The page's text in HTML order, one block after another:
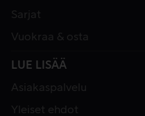
Sarjat
Vuokraa & osta
LUE LISÄÄ
Asiakaspalvelu
Yleiset ehdot